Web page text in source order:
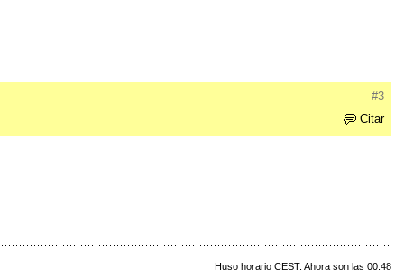
#3
Citar
Huso horario CEST. Ahora son las 00:48